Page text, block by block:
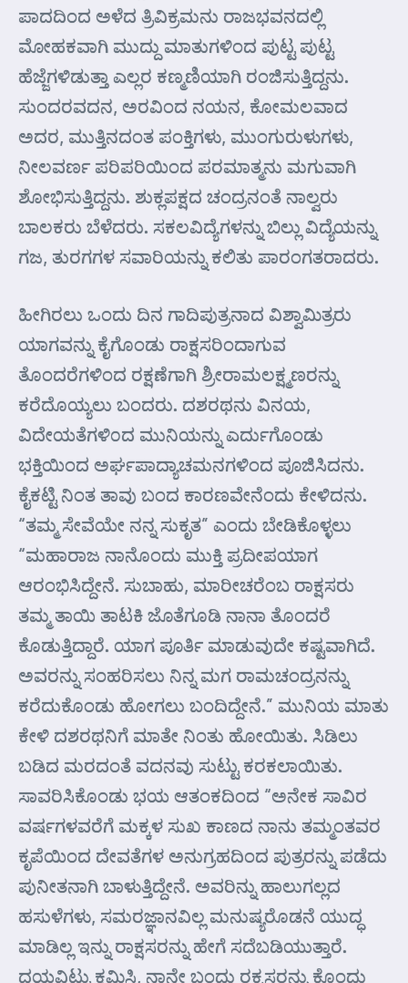
ಪಾದದಿಂದ ಅಳೆದ ತ್ರಿವಿಕ್ರಮನು ರಾಜಭವನದಲ್ಲಿ
ಮೋಹಕವಾಗಿ ಮುದ್ದು ಮಾತುಗಳಿಂದ ಪುಟ್ಟ ಪುಟ್ಟ
ಹೆಜ್ಜೆಗಳಿಡುತ್ತಾ ಎಲ್ಲರ ಕಣ್ಮಣಿಯಾಗಿ ರಂಜಿಸುತ್ತಿದ್ದನು.
ಸುಂದರವದನ, ಅರವಿಂದ ನಯನ, ಕೋಮಲವಾದ
ಅದರ, ಮುತ್ತಿನದಂತ ಪಂಕ್ತಿಗಳು, ಮುಂಗುರುಳುಗಳು,
ನೀಲವರ್ಣ ಪರಿಪರಿಯಿಂದ ಪರಮಾತ್ಮನು ಮಗುವಾಗಿ
ಶೋಭಿಸುತ್ತಿದ್ದನು. ಶುಕ್ಲಪಕ್ಷದ ಚಂದ್ರನಂತೆ ನಾಲ್ವರು
ಬಾಲಕರು ಬೆಳೆದರು. ಸಕಲವಿದ್ಯೆಗಳನ್ನು ಬಿಲ್ಲು ವಿದ್ಯೆಯನ್ನು
ಗಜ, ತುರಗಗಳ ಸವಾರಿಯನ್ನು ಕಲಿತು ಪಾರಂಗತರಾದರು.
ಹೀಗಿರಲು ಒಂದು ದಿನ ಗಾದಿಪುತ್ರನಾದ ವಿಶ್ವಾಮಿತ್ರರು
ಯಾಗವನ್ನು ಕೈಗೊಂಡು ರಾಕ್ಷಸರಿಂದಾಗುವ
ತೊಂದರೆಗಳಿಂದ ರಕ್ಷಣೆಗಾಗಿ ಶ್ರೀರಾಮಲಕ್ಷ್ಮಣರನ್ನು
ಕರೆದೊಯ್ಯಲು ಬಂದರು. ದಶರಥನು ವಿನಯ,
ವಿದೇಯತೆಗಳಿ೦ದ ಮುನಿಯನ್ನು ಎರ್ದುಗೊಂಡು
ಭಕ್ತಿಯಿಂದ ಅರ್ಘಪಾದ್ಯಾಚಮನಗಳಿಂದ ಪೂಜಿಸಿದನು.
ಕೈಕಟ್ಟಿ ನಿಂತ ತಾವು ಬಂದ ಕಾರಣವೇನೆಂದು ಕೇಳಿದನು.
“ತಮ್ಮ ಸೇವೆಯೇ ನನ್ನ ಸುಕೃತ” ಎಂದು ಬೇಡಿಕೊಳ್ಳಲು
“ಮಹಾರಾಜ ನಾನೊಂದು ಮುಕ್ತಿ ಪ್ರದೀಪಯಾಗ
ಆರಂಭಿಸಿದ್ದೇನೆ. ಸುಬಾಹು, ಮಾರೀಚರೆಂಬ ರಾಕ್ಷಸರು
ತಮ್ಮ ತಾಯಿ ತಾಟಕಿ ಜೊತೆಗೂಡಿ ನಾನಾ ತೊಂದರೆ
ಕೊಡುತ್ತಿದ್ದಾರೆ. ಯಾಗ ಪೂರ್ತಿ ಮಾಡುವುದೇ ಕಷ್ಟವಾಗಿದೆ.
ಅವರನ್ನು ಸಂಹರಿಸಲು ನಿನ್ನ ಮಗ ರಾಮಚಂದ್ರನನ್ನು
ಕರೆದುಕೊಂಡು ಹೋಗಲು ಬಂದಿದ್ದೇನೆ.” ಮುನಿಯ ಮಾತು
ಕೇಳಿ ದಶರಥನಿಗೆ ಮಾತೇ ನಿಂತು ಹೋಯಿತು. ಸಿಡಿಲು
ಬಡಿದ ಮರದಂತೆ ವದನವು ಸುಟ್ಟು ಕರಕಲಾಯಿತು.
ಸಾವರಿಸಿಕೊಂಡು ಭಯ ಆತಂಕದಿಂದ “ಅನೇಕ ಸಾವಿರ
ವರ್ಷಗಳವರೆಗೆ ಮಕ್ಕಳ ಸುಖ ಕಾಣದ ನಾನು ತಮ್ಮಂತವರ
ಕೃಪೆಯಿಂದ ದೇವತೆಗಳ ಅನುಗ್ರಹದಿಂದ ಪುತ್ರರನ್ನು ಪಡೆದು
ಪುನೀತನಾಗಿ ಬಾಳುತ್ತಿದ್ದೇನೆ. ಅವರಿನ್ನು ಹಾಲುಗಲ್ಲದ
ಹಸುಳೆಗಳು, ಸಮರಜ್ಞಾನವಿಲ್ಲ ಮನುಷ್ಯರೊಡನೆ ಯುದ್ಧ
ಮಾಡಿಲ್ಲ ಇನ್ನು ರಾಕ್ಷಸರನ್ನು ಹೇಗೆ ಸದೆಬಡಿಯುತ್ತಾರೆ.
ದಯವಿಟ್ಟು ಕ್ಷಮಿಸಿ, ನಾನೇ ಬಂದು ರಕ್ಕಸರನ್ನು ಕೊಂದು